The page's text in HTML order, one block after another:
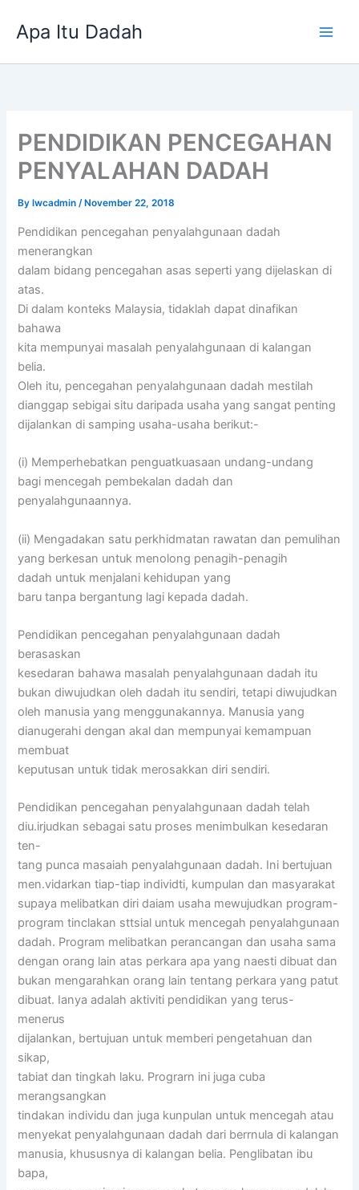
content
Apa Itu Dadah
PENDIDIKAN PENCEGAHAN
PENYALAHAN DADAH
By lwcadmin/ November 22, 2018
Pendidikan pencegahan penyalahgunaan dadah
menerangkan
dalam bidang pencegahan asas seperti yang dijelaskan di
atas.
Di dalam konteks Malaysia, tidaklah dapat dinafikan
bahawa
kita mempunyai masalah penyalahgunaan di kalangan
belia.
Oleh itu, pencegahan penyalahgunaan dadah mestilah
dianggap sebigai situ daripada usaha yang sangat penting
dijalankan di samping usaha-usaha berikut:-
(i) Memperhebatkan penguatkuasaan undang-undang
bagi mencegah pembekalan dadah dan
penyalahgunaannya.
(ii) Mengadakan satu perkhidmatan rawatan dan pemulihan
yang berkesan untuk menolong penagih-penagih
dadah untuk menjalani kehidupan yang
baru tanpa bergantung lagi kepada dadah.
Pendidikan pencegahan penyalahgunaan dadah
berasaskan
kesedaran bahawa masalah penyalahgunaan dadah itu
bukan diwujudkan oleh dadah itu sendiri, tetapi diwujudkan
oleh manusia yang menggunakannya. Manusia yang
dianugerahi dengan akal dan mempunyai kemampuan
membuat
keputusan untuk tidak merosakkan diri sendiri.
Pendidikan pencegahan penyalahgunaan dadah telah
diu.irjudkan sebagai satu proses menimbulkan kesedaran
ten-
tang punca masaiah penyalahgunaan dadah. Ini bertujuan
men.vidarkan tiap-tiap individti, kumpulan dan masyarakat
supaya melibatkan diri daiam usaha mewujudkan program-
program tinclakan sttsial untuk mencegah penyalahgunaan
dadah. Program melibatkan perancangan dan usaha sama
dengan orang lain atas perkara apa yang naesti dibuat dan
bukan mengarahkan orang lain tentang perkara yang patut
dibuat. Ianya adalah aktiviti pendidikan yang terus-
menerus
dijalankan, bertujuan untuk memberi pengetahuan dan
sikap,
tabiat dan tingkah laku. Prograrn ini juga cuba
merangsangkan
tindakan individu dan juga kunpulan untuk mencegah atau
menyekat penyalahgunaan dadah dari berrnula di kalangan
manusia, khususnya di kalangan belia. Penglibatan ibu
bapa,